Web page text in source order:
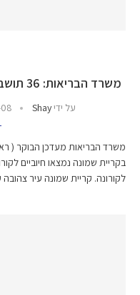
משרד הבריאות: 36 תושבים בקריית שמונה חיוביים לקורונה
על ידיShay
לקורונה. קריית שמונה עיר